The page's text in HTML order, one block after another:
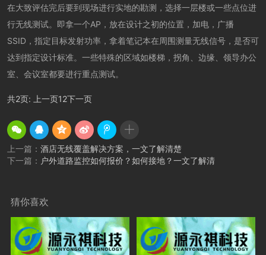
在大致评估完后要到现场进行实地的勘测，选择一层楼或一些点位进
行无线测试。即拿一个AP，放在设计之初的位置，加电，广播
SSID，指定目标发射功率，拿着笔记本在周围测量无线信号，是否可
达到指定设计标准。一些特殊的区域如楼梯，拐角、边缘、领导办公
室、会议室都要进行重点测试。
共2页: 上一页12下一页
上一篇： 酒店无线覆盖解决方案，一文了解清楚
下一篇： 户外道路监控如何报价？如何接地？一文了解清
猜你喜欢